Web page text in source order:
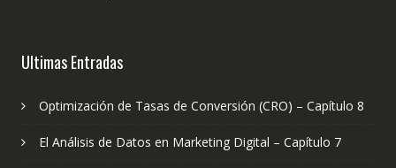
Ultimas Entradas
Optimización de Tasas de Conversión (CRO) – Capítulo 8
El Análisis de Datos en Marketing Digital – Capítulo 7